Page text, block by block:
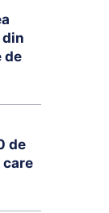
din
de
de
care